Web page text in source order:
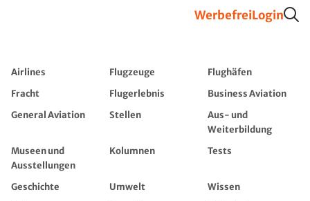
WerbefreiLogin
Airlines Flugzeuge
Flughäfen
Fracht
Flugerlebnis
Business Aviation
General Aviation
Stellen
Aus- und
Weiterbildung
Museen und
Ausstellungen
Kolumnen Tests
Geschichte Umwelt
Wissen